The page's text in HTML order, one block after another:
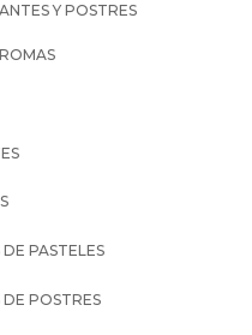
Y POSTRES
PASTELES
POSTRES